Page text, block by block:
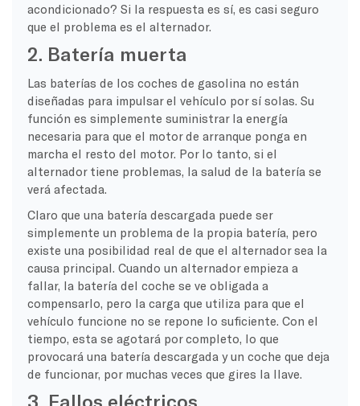
acondicionado? Si la respuesta es sí, es casi seguro
que el problema es el alternador.
2. Batería muerta
Las baterías de los coches de gasolina no están
diseñadas para impulsar el vehículo por sí solas. Su
función es simplemente suministrar la energía
necesaria para que el motor de arranque ponga en
marcha el resto del motor. Por lo tanto, si el
alternador tiene problemas, la salud de la batería se
verá afectada.
Claro que una batería descargada puede ser
simplemente un problema de la propia batería, pero
existe una posibilidad real de que el alternador sea la
causa principal. Cuando un alternador empieza a
fallar, la batería del coche se ve obligada a
compensarlo, pero la carga que utiliza para que el
vehículo funcione no se repone lo suficiente. Con el
tiempo, esta se agotará por completo, lo que
provocará una batería descargada y un coche que deja
de funcionar, por muchas veces que gires la llave.
3. Fallos eléctricos